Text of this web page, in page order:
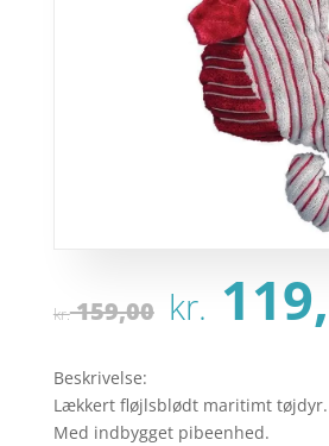
kr.159,00 Den
var:
kr.
kr.
Beskrivelse:
Lækkert fløjlsblødt maritimt tøjdyr.
Med indbygget pibeenhed.